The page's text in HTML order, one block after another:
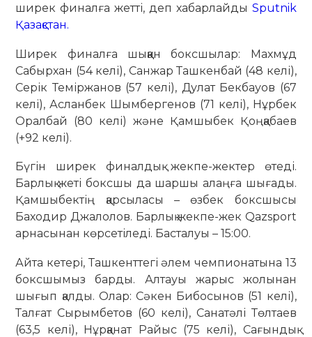
ширек финалға жетті, деп хабарлайды Sputnik
Қазақстан.
Ширек финалға шыққан боксшылар: Махмұд
Сабырхан (54 келі), Санжар Ташкенбай (48 келі),
Серік Теміржанов (57 келі), Дулат Бекбауов (67
келі), Асланбек Шымбергенов (71 келі), Нұрбек
Оралбай (80 келі) және Қамшыбек Қоңқабаев
(+92 келі).
Бүгін ширек финалдық жекпе-жектер өтеді.
Барлық жеті боксшы да шаршы алаңға шығады.
Қамшыбектің қарсыласы – өзбек боксшысы
Баходир Джалолов. Барлық жекпе-жек Qazsport
арнасынан көрсетіледі. Басталуы – 15:00.
Айта кетері, Ташкенттегі әлем чемпионатына 13
боксшымыз барды. Алтауы жарыс жолынан
шығып қалды. Олар: Сәкен Бибосынов (51 келі),
Талғат Сырымбетов (60 келі), Санатәлі Төлтаев
(63,5 келі), Нұрқанат Райыс (75 келі), Сағындық